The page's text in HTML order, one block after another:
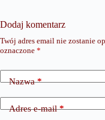
Dodaj komentarz
Twój adres email nie zostanie
oznaczone *
Nazwa*
Adres e-mail*